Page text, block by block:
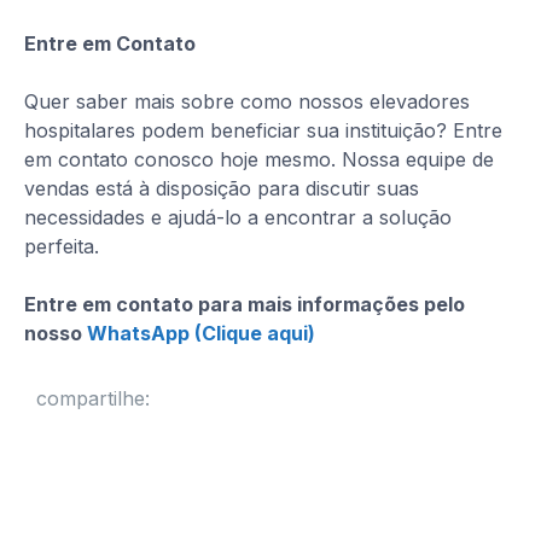
Entre em Contato
Quer saber mais sobre como nossos elevadores
hospitalares podem beneficiar sua instituição? Entre
em contato conosco hoje mesmo. Nossa equipe de
vendas está à disposição para discutir suas
necessidades e ajudá-lo a encontrar a solução
perfeita.
Entre em contato para mais informações pelo
nosso WhatsApp (Clique aqui)
compartilhe: